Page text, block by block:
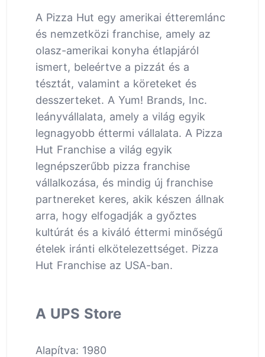
A Pizza Hut egy amerikai étteremlánc
és nemzetközi franchise, amely az
olasz-amerikai konyha étlapjáról
ismert, beleértve a pizzát és a
tésztát, valamint a köreteket és
desszerteket. A Yum! Brands, Inc.
leányvállalata, amely a világ egyik
legnagyobb éttermi vállalata. A Pizza
Hut Franchise a világ egyik
legnépszerűbb pizza franchise
vállalkozása, és mindig új franchise
partnereket keres, akik készen állnak
arra, hogy elfogadják a győztes
kultúrát és a kiváló éttermi minőségű
ételek iránti elkötelezettséget. Pizza
Hut Franchise az USA-ban.
A UPS Store
Alapítva: 1980